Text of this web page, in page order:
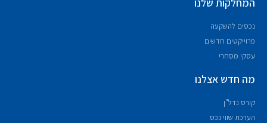
נכסים להשקעה
פרוייקטים חדשים
עסקי מסחרי
מה חדש אצלנו
קורס נדל"ן
הערכת שווי נכס